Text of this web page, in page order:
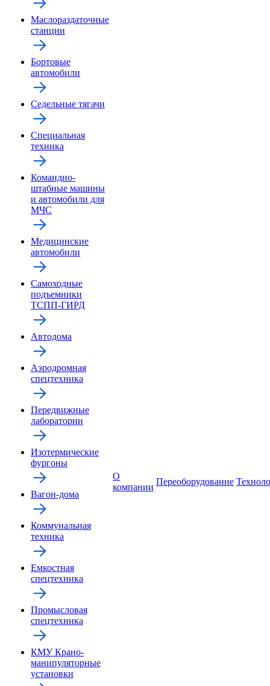
Маслораздаточные
станции
Бортовые
автомобили
Седельные тягачи
Специальная
техника
Командно-
штабные машины
и автомобили для
МЧС
Медицинские
автомобили
Самоходные
подъемники
ТСПП-ГИРД
Автодома
Аэродромная
спецтехника
Передвижные
лаборатории
Изотермические
фургоны
Вагон-дома
Коммунальная
техника
Емкостная
спецтехника
Промысловая
спецтехника
КМУ Крано-
манипуляторные
установки
О
компании
Переоборудование